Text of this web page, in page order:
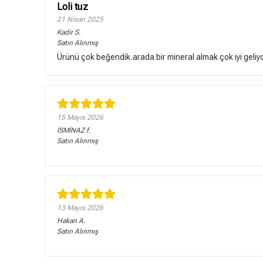
Loli tuz
21 Nisan 2025
Kadir S.
Satın Alınmış
Ürünü çok beğendik.arada bir mineral almak çok iyi
15 Mayıs 2026
İSMİNAZ f.
Satın Alınmış
13 Mayıs 2026
Hakan A.
Satın Alınmış